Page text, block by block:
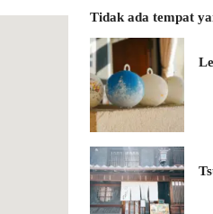
Tidak ada tempat